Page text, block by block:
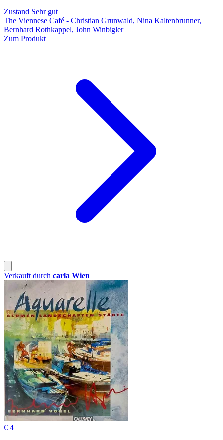
Zustand Sehr gut
The Viennese Café - Christian Grunwald, Nina Kaltenbrunner,
Bernhard Rothkappel, John Winbigler
Zum Produkt
Verkauft durch carla Wien
€ 4